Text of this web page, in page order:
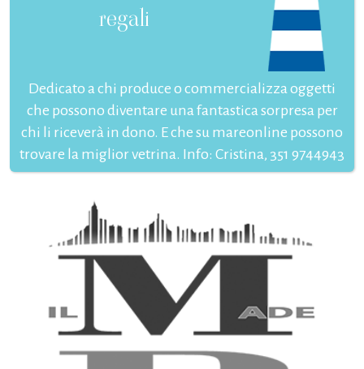
regali
Dedicato a chi produce o commercializza oggetti
che possono diventare una fantastica sorpresa per
chi li riceverà in dono. E che su mareonline possono
trovare la miglior vetrina. Info: Cristina, 351 9744943